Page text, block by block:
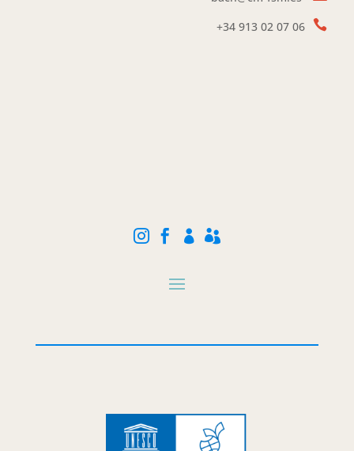
+34913 02 07 06 
   